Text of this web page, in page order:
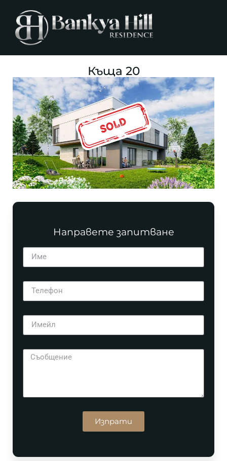
Къща 20
Направете запитване
Изпрати